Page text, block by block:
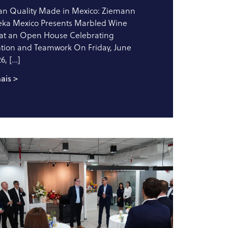
Quality Made in Mexico: Ziemann
Mexico Presents Marbled Wine
an Open House Celebrating
and Teamwork On Friday, June
[…]